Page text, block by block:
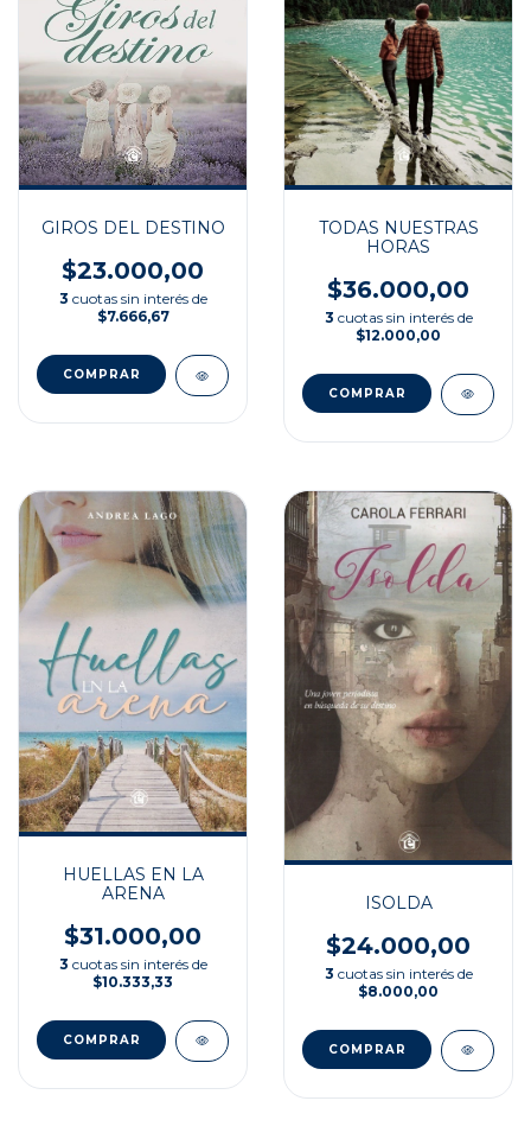
GIROS DEL DESTINO
$23.000,00
3 cuotas sin interés de
$7.666,67
TODAS NUESTRAS
HORAS
$36.000,00
3 cuotas sin interés de
$12.000,00
HUELLAS EN LA
ARENA
$31.000,00
3 cuotas sin interés de
$10.333,33
ISOLDA
$24.000,00
3 cuotas sin interés de
$8.000,00